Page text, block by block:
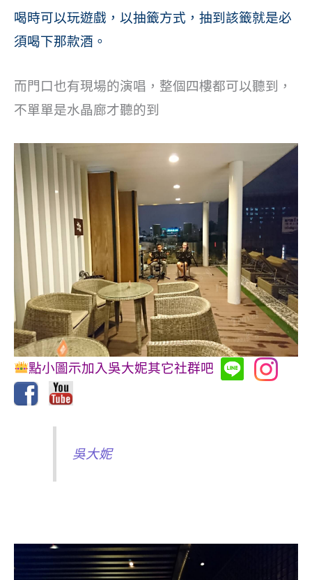
喝時可以玩遊戲，以抽籤方式，抽到該籤就是必
須喝下那款酒。
而門口也有現場的演唱，整個四樓都可以聽到，
不單單是水晶廊才聽的到
點小圖示加入吳大妮其它社群吧
吳大妮